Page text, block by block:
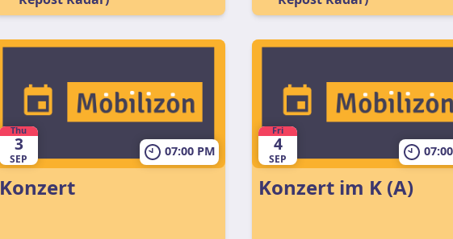
Thu
3
SEP
07:00 PM
Konzert
Fri
4
SEP
Konzert im K (A)